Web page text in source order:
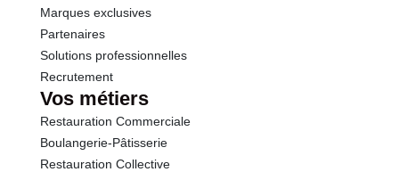
Marques exclusives
Partenaires
Solutions professionnelles
Recrutement
Vos métiers
Restauration Commerciale
Boulangerie-Pâtisserie
Restauration Collective